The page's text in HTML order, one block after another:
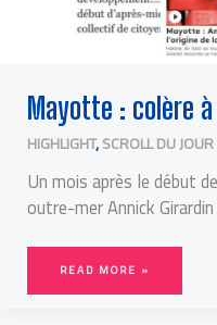
Mayotte : colère
HIGHLIGHT,SCROLL DU JOUR
Un mois après le début
outre-mer Annick
READ MORE »